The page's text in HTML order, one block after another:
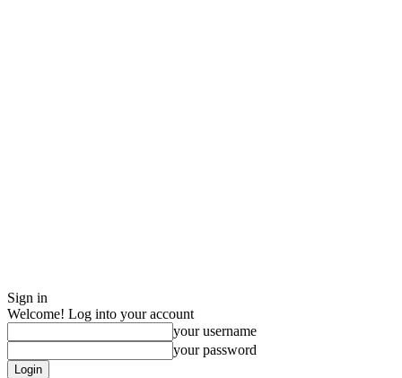
Sign in
Welcome! Log into your account
your username
your password